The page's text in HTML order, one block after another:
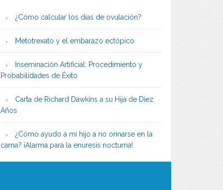
¿Cómo calcular los días de ovulación?
Metotrexato y el embarazo ectópico
Inseminación Artificial: Procedimiento y
Probabilidades de Éxito
Carta de Richard Dawkins a su Hija de Diez
Años
¿Cómo ayudo a mi hijo a no orinarse en la
cama? ¡Alarma para la enuresis nocturna!